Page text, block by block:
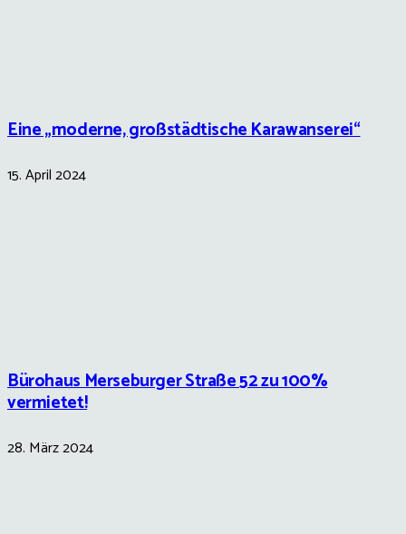
Eine „moderne, großstädtische Karawanserei“
15. April 2024
Bürohaus Merseburger Straße 52 zu 100%
vermietet!
28. März 2024